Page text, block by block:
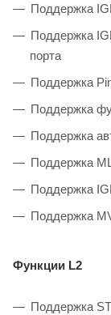
Поддержка
Поддержка
порта
Поддержка
Поддержка
Поддержка
Поддержка
Поддержка
Поддержка
Функции L2
Поддержка